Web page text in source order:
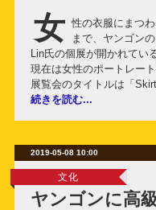
女 性の衣服にまつ
まで、ヤンゴン
Lin氏の個展が開かれてい
現在は女性のポートレー
展覧会のタイトルは「
続きを読む...
2019-05-08 10:00
文化
ヤンゴンに高